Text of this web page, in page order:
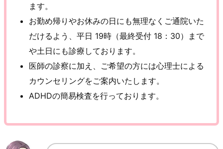
ます。
お勤め帰りやお休みの日にも無理なくご通院いた
だけるよう、平日 19時（最終受付 18：30）まで
や土日にも診療しております。
医師の診察に加え、ご希望の方には心理士による
カウンセリングをご案内いたします。
ADHDの簡易検査を行っております。